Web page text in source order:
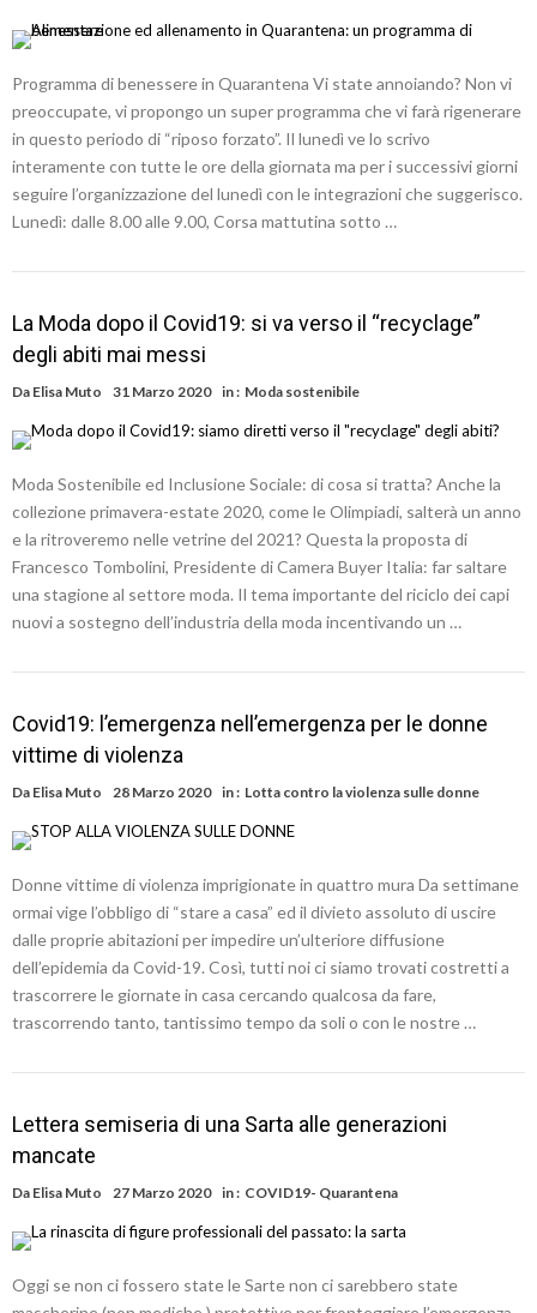
Programma di benessere in Quarantena Vi state annoiando? Non vi
preoccupate, vi propongo un super programma che vi farà rigenerare
in questo periodo di “riposo forzato”. Il lunedì ve lo scrivo
interamente con tutte le ore della giornata ma per i successivi giorni
seguire l’organizzazione del lunedì con le integrazioni che suggerisco.
Lunedì: dalle 8.00 alle 9.00, Corsa mattutina sotto …
La Moda dopo il Covid19: si va verso il “recyclage”
degli abiti mai messi
Da Elisa Muto 31 Marzo 2020 in : Moda sostenibile
Moda Sostenibile ed Inclusione Sociale: di cosa si tratta? Anche la
collezione primavera-estate 2020, come le Olimpiadi, salterà un anno
e la ritroveremo nelle vetrine del 2021? Questa la proposta di
Francesco Tombolini, Presidente di Camera Buyer Italia: far saltare
una stagione al settore moda. Il tema importante del riciclo dei capi
nuovi a sostegno dell’industria della moda incentivando un …
Covid19: l’emergenza nell’emergenza per le donne
vittime di violenza
Da Elisa Muto 28 Marzo 2020 in : Lotta contro la violenza sulle donne
Donne vittime di violenza imprigionate in quattro mura Da settimane
ormai vige l’obbligo di “stare a casa” ed il divieto assoluto di uscire
dalle proprie abitazioni per impedire un’ulteriore diffusione
dell’epidemia da Covid-19. Così, tutti noi ci siamo trovati costretti a
trascorrere le giornate in casa cercando qualcosa da fare,
trascorrendo tanto, tantissimo tempo da soli o con le nostre …
Lettera semiseria di una Sarta alle generazioni
mancate
Da Elisa Muto 27 Marzo 2020 in : COVID19- Quarantena
Oggi se non ci fossero state le Sarte non ci sarebbero state